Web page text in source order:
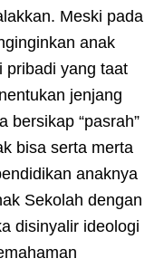
Meski pada
anak
pribadi yang taat
jenjang
bersikap “pasrah”
bisa serta merta
anaknya
Sekolah dengan
disinyalir ideologi